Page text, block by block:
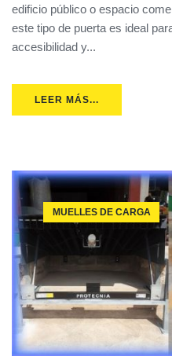
edificio público o espacio
este tipo de puerta es ideal
accesibilidad y...
LEER MÁS...
MUELLES DE CARGA